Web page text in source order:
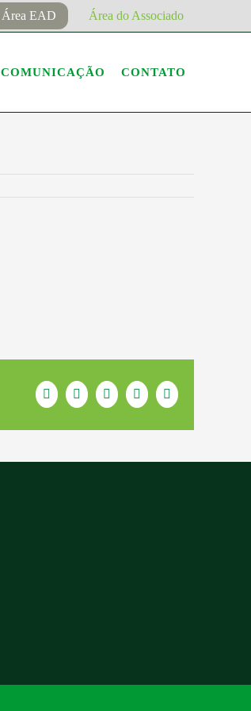
Área EAD Área do Associado
COMUNICAÇÃO CONTATO
FacebookTwitterLinkedInWhatsApp
E-
mail